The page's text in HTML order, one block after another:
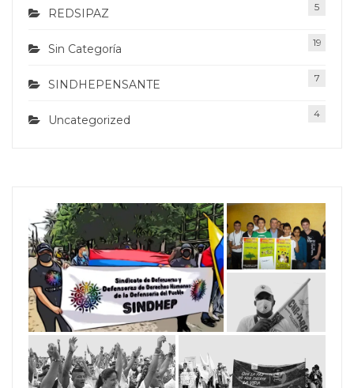
REDSIPAZ 5
Sin Categoría 19
SINDHEPENSANTE 7
Uncategorized 4